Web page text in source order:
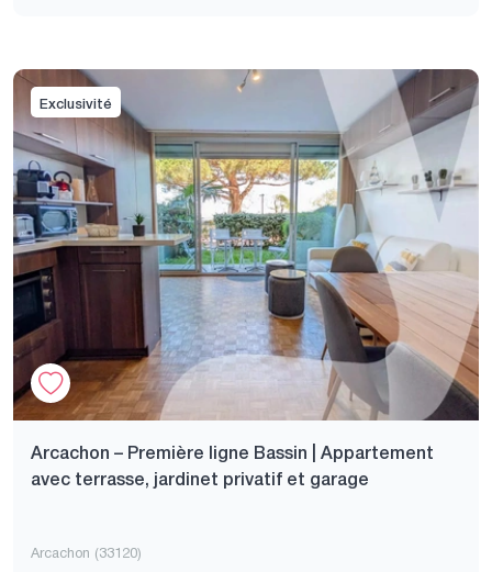
Exclusivité
Arcachon – Première ligne Bassin | Appartement
avec terrasse, jardinet privatif et garage
Arcachon (33120)